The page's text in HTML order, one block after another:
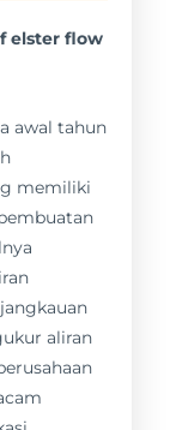
elster flow
awal tahun
memiliki
aliran